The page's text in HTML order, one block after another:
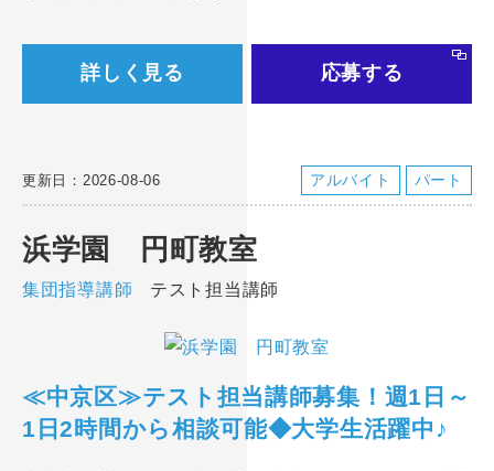
詳しく見る 応募する
更新日：2026-08-06 アルバイト パート
浜学園 円町教室
集団指導講師 テスト担当講師
≪中京区≫テスト担当講師募集！週1日～
1日2時間から相談可能◆大学生活躍中♪